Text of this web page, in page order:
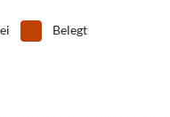
Belegt